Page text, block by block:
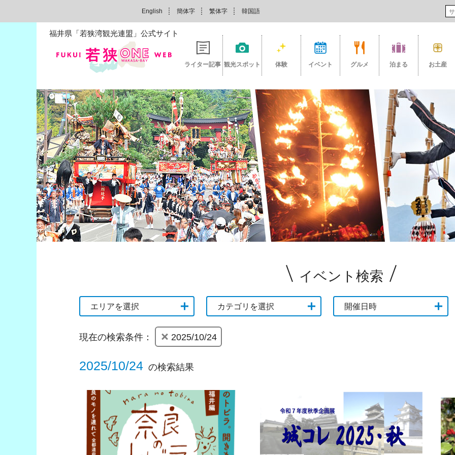
English 簡体字 繁体字 韓国語
福井県「若狭湾観光連盟」公式サイト
ライター記事 観光スポット 体験 イベント グルメ 泊まる お土産
イベント検索
エリアを選択 カテゴリを選択 開催日時
現在の検索条件： 2025/10/24
2025/10/24 の検索結果